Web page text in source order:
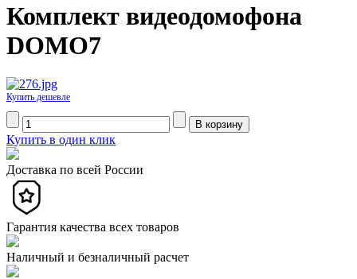
Комплект видеодомофона
DOMO7
Купить дешевле
Купить в один клик
Доставка по всей России
Гарантия качества всех товаров
Наличный и безналичный расчет